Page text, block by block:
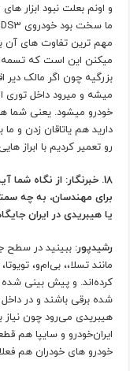
و اونم بعلت نبود ابزار
مهم ترین تفاوت های آن
میکنن این است که تسمه
بزرگیه چون اگر مالک
میشه و میرود داخل توری
خودرو میشود. یعنی
دارید هم یاتاقان زدن و
رو تعمیر کردیم با
18. خبرنگار: از نگاه
برای مهندسان، به چه
یا هیبریدی در ایران
رشیدپور:ببینید در سطح
مانند تسلا،، بی‌ام‌و،
شده برقی باشند و در
هیبریدی می‌رود چون
ایران‌خودرو و سایپا هم
خودرو های خودران هم